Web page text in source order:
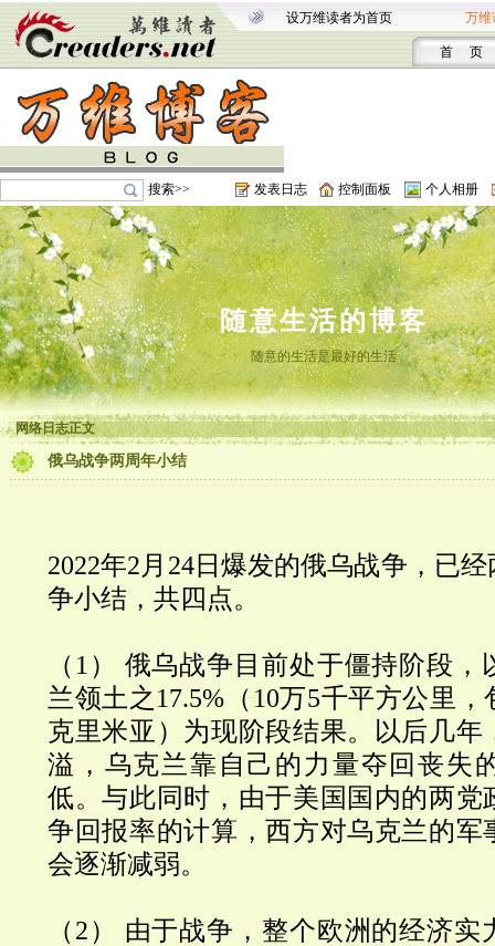
设万维读者为首页 万维
首 页
搜索>> 发表日志 控制面板 个人相册
随意生活的博客
随意的生活是最好的生活
网络日志正文
俄乌战争两周年小结
2022年2月24日爆发的俄乌战争，已
争小结，共四点。
（1） 俄乌战争目前处于僵持阶段
兰领土之17.5%（10万5千平方公里，
克里米亚）为现阶段结果。以后几年
溢，乌克兰靠自己的力量夺回丧失
低。与此同时，由于美国国内的两党
争回报率的计算，西方对乌克兰的军
会逐渐减弱。
（2） 由于战争，整个欧洲的经济